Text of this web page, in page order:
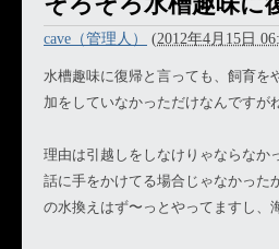
cave（管理人） (2012年4月15日
水槽趣味に復帰と言っても、飼育を
加をしていなかっただけなんですが
理由は引越しをしなけりゃならなか
話に手をかけてる場合じゃなかった
の水換えはず〜っとやってますし、